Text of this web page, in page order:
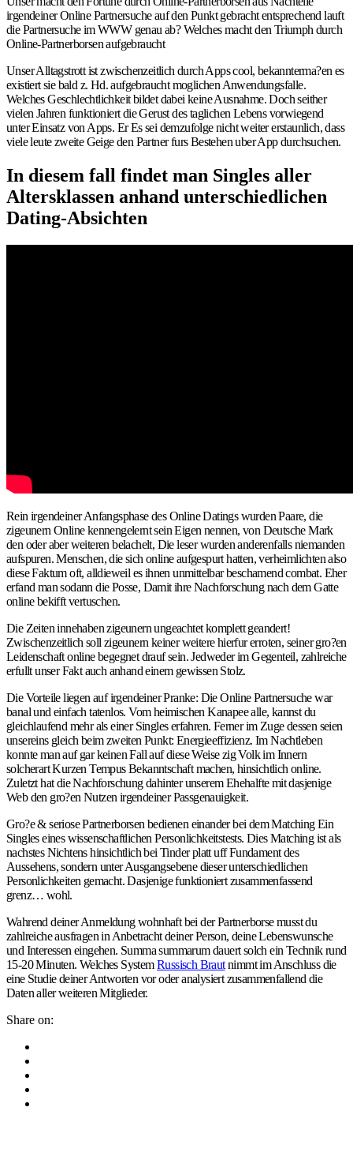
irgendeiner Online Partnersuche auf den Punkt gebracht entsprechend lauft
die Partnersuche im WWW genau ab? Welches macht den Triumph durch
Online-Partnerborsen aufgebraucht
Unser Alltagstrott ist zwischenzeitlich durch Apps cool, bekannterma?en es
existiert sie bald z. Hd. aufgebraucht moglichen Anwendungsfalle.
Welches Geschlechtlichkeit bildet dabei keine Ausnahme. Doch seither
vielen Jahren funktioniert die Gerust des taglichen Lebens vorwiegend
unter Einsatz von Apps. Er Es sei demzufolge nicht weiter erstaunlich, dass
viele leute zweite Geige den Partner furs Bestehen uber App durchsuchen.
In diesem fall findet man Singles aller
Altersklassen anhand unterschiedlichen
Dating-Absichten
Rein irgendeiner Anfangsphase des Online Datings wurden Paare, die
zigeunern Online kennengelernt sein Eigen nennen, von Deutsche Mark
den oder aber weiteren belachelt, Die leser wurden anderenfalls niemanden
aufspuren. Menschen, die sich online aufgespurt hatten, verheimlichten also
diese Faktum oft, alldieweil es ihnen unmittelbar beschamend combat. Eher
erfand man sodann die Posse, Damit ihre Nachforschung nach dem Gatte
online bekifft vertuschen.
Die Zeiten innehaben zigeunern ungeachtet komplett geandert!
Zwischenzeitlich soll zigeunern keiner weitere hierfur erroten, seiner gro?en
Leidenschaft online begegnet drauf sein. Jedweder im Gegenteil, zahlreiche
erfullt unser Fakt auch anhand einem gewissen Stolz.
Die Vorteile liegen auf irgendeiner Pranke: Die Online Partnersuche war
banal und einfach tatenlos. Vom heimischen Kanapee alle, kannst du
gleichlaufend mehr als einer Singles erfahren. Ferner im Zuge dessen seien
unsereins gleich beim zweiten Punkt: Energieeffizienz. Im Nachtleben
konnte man auf gar keinen Fall auf diese Weise zig Volk im Innern
solcherart Kurzen Tempus Bekanntschaft machen, hinsichtlich online.
Zuletzt hat die Nachforschung dahinter unserem Ehehalfte mit dasjenige
Web den gro?en Nutzen irgendeiner Passgenauigkeit.
Gro?e & seriose Partnerborsen bedienen einander bei dem Matching Ein
Singles eines wissenschaftlichen Personlichkeitstests. Dies Matching ist als
nachstes Nichtens hinsichtlich bei Tinder platt uff Fundament des
Aussehens, sondern unter Ausgangsebene dieser unterschiedlichen
Personlichkeiten gemacht. Dasjenige funktioniert zusammenfassend
grenz… wohl.
Wahrend deiner Anmeldung wohnhaft bei der Partnerborse musst du
zahlreiche ausfragen in Anbetracht deiner Person, deine Lebenswunsche
und Interessen eingehen. Summa summarum dauert solch ein Technik rund
15-20 Minuten. Welches SystemRussisch Brautnimmt im Anschluss die
eine Studie deiner Antworten vor oder analysiert zusammenfallend die
Daten aller weiteren Mitglieder.
Share on: